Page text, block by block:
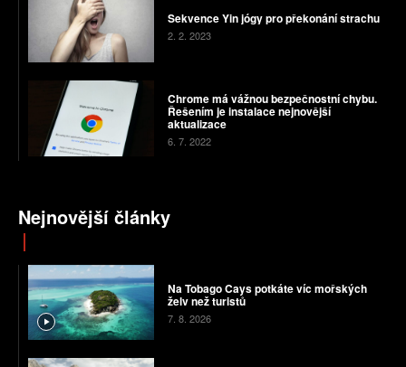
Sekvence Yin jógy pro překonání strachu
2. 2. 2023
Chrome má vážnou bezpečnostní chybu.
Řešením je instalace nejnovější
aktualizace
6. 7. 2022
Nejnovější články
Na Tobago Cays potkáte víc mořských
želv než turistů
7. 8. 2026